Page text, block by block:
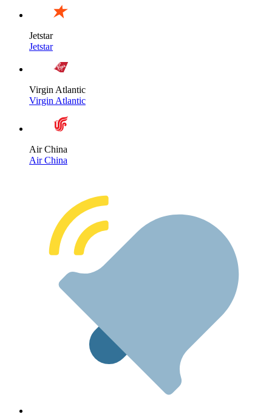
Jetstar
Jetstar
Virgin Atlantic
Virgin Atlantic
Air China
Air China